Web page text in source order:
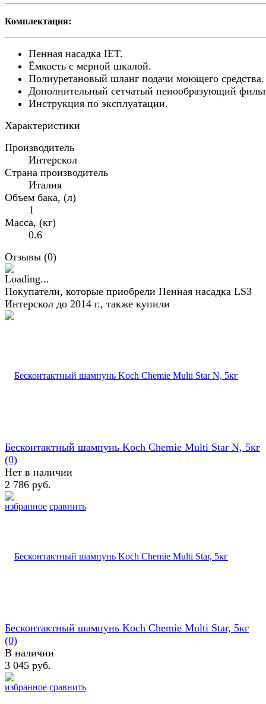
Комплектация:
Пенная насадка IET.
Ёмкость с мерной шкалой.
Полиуретановый шланг подачи моющего средства.
Дополнительный сетчатый пенообразующий
Инструкция по эксплуатации.
Характеристики
Производитель
Интерскол
Страна производитель
Италия
Объем бака, (л)
1
Масса, (кг)
0.6
Отзывы (0)
Покупатели, которые приобрели Пенная насадка LS3
Интерскол до 2014 г., также купили
избранное сравнить
Бесконтактный шампунь Koch Chemie Multi Star N, 5кг
(0)
Нет в наличии
2 786 руб.
избранное сравнить
Бесконтактный шампунь Koch Chemie Multi Star, 5кг
(0)
В наличии
3 045 руб.